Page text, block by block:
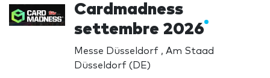
Cardmadness
settembre 2026
Messe Düsseldorf , Am Staad
Düsseldorf (DE)